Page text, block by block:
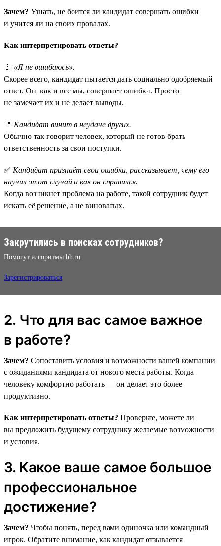
Зачем? Узнать, не боится ли кандидат совершать ошибки
и учится ли на своих провалах.
Как интерпретировать ответы?
🚩 «Я не ошибаюсь».
Скорее всего, кандидат пытается дать социально одобряемый
ответ. Он, как и все мы, совершает ошибки. Просто
не замечает их и не делает выводы.
🚩 Кандидат винит в неудаче других.
Обычно так говорит человек, который не готов брать
ответственность за свои поступки.
✅ Кандидат признаёт свои ошибки, рассказывает, чему его
научил этот случай и как он справился.
Когда возникнет проблема на работе, такой сотрудник будет
искать её решение, а не виноватых.
Закрутились в поисках сотрудников?
Помогут алгоритмы hh.ru
Зарегистрироваться
2. Что для вас самое важное
в работе?
Зачем? Сопоставить условия и возможности вашей компании
с ожиданиями кандидата от нового места работы. Когда
человеку комфортно работать — он делает это более
продуктивно.
Как интерпретировать ответы? Проверьте, можете ли
вы предложить будущему сотруднику желаемые возможности
и условия.
3. Какое ваше самое большое
профессиональное
достижение?
Зачем? Чтобы понять, перед вами одиночка или командный
игрок. Обратите внимание, как кандидат отзывается